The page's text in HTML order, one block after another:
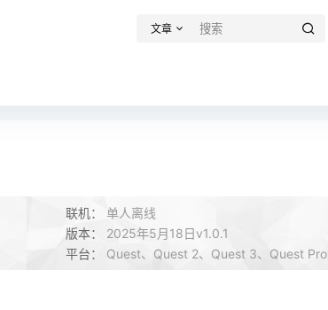
文章
联机： 单人离线
版本： 2025年5月18日v1.0.1
平台： Quest、Quest 2、Quest 3、Quest Pro